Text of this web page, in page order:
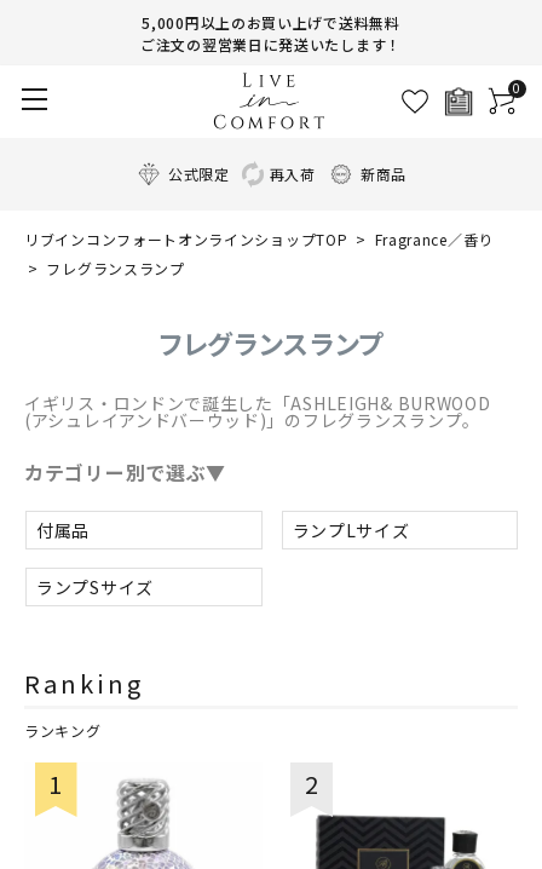
5,000円以上のお買い上げで送料無料
ご注文の翌営業日に発送いたします！
0
公式限定 再入荷 新商品
リブインコンフォートオンラインショップTOP
Fragrance／香り
フレグランスランプ
フレグランスランプ
イギリス・ロンドンで誕生した「ASHLEIGH& BURWOOD
(アシュレイアンドバーウッド)」のフレグランスランプ。
カテゴリー別で選ぶ▼
付属品 ランプLサイズ
ランプSサイズ
Ranking
ランキング